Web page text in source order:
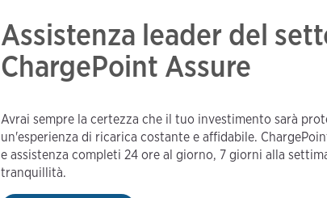
Assistenza leader del
ChargePoint Assure
Avrai sempre la certezza che il tuo investimento sarà
un'esperienza di ricarica costante e affidabile.
e assistenza completi 24 ore al giorno, 7 giorni alla
tranquillità.